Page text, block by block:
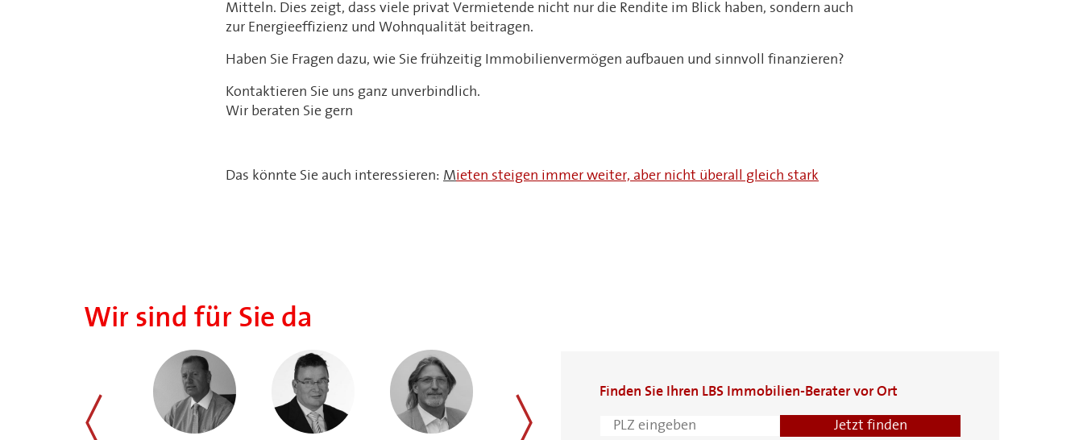
Mitteln. Dies zeigt, dass viele privat Vermietende nicht nur die Rendite im Blick haben, sondern auch
zur Energieeffizienz und Wohnqualität beitragen.
Haben Sie Fragen dazu, wie Sie frühzeitig Immobilienvermögen aufbauen und sinnvoll finanzieren?
Kontaktieren Sie uns ganz unverbindlich.
Wir beraten Sie gern
Das könnte Sie auch interessieren: Mieten steigen immer weiter, aber nicht überall gleich stark
Finden Sie Ihren LBS Immobilien-Berater vor Ort
Wir sind für Sie da